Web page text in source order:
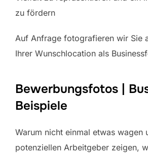
zu fördern
Auf Anfrage fotografieren wir Sie
Ihrer Wunschlocation als
Bewerbungsfotos |
Beispiele
Warum nicht einmal etwas wagen
potenziellen Arbeitgeber zeigen,